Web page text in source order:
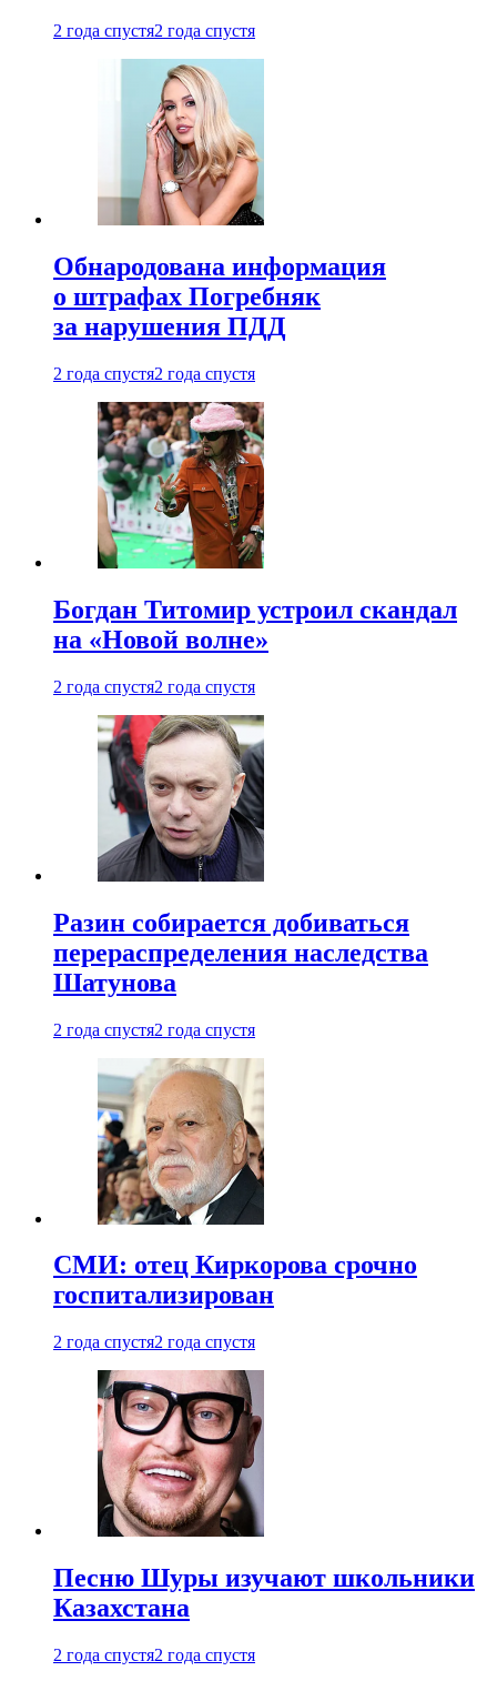
2 года спустя2 года спустя
Обнародована информация
о штрафах Погребняк
за нарушения ПДД
2 года спустя2 года спустя
Богдан Титомир устроил скандал
на «Новой волне»
2 года спустя2 года спустя
Разин собирается добиваться
перераспределения наследства
Шатунова
2 года спустя2 года спустя
СМИ: отец Киркорова срочно
госпитализирован
2 года спустя2 года спустя
Песню Шуры изучают школьники
Казахстана
2 года спустя2 года спустя